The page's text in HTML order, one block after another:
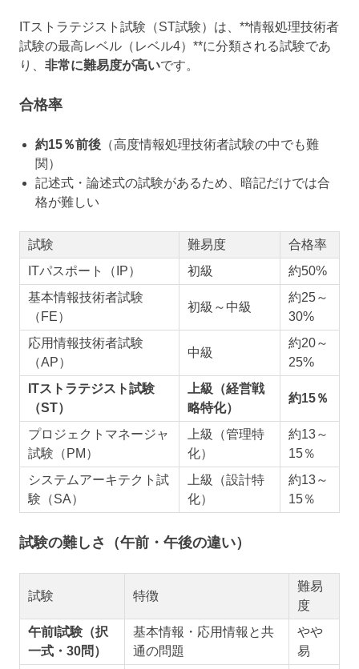
ITストラテジスト試験（ST試験）は、**情報処理技術者
試験の最高レベル（レベル4）**に分類される試験であ
り、 非常に難易度が高いです。
合格率
約15％前後 （高度情報処理技術者試験の中でも難
関）
記述式・論述式の試験があるため、暗記だけでは合
格が難しい
試験 難易度
合格率
ITパスポート（IP）
初級
約50%
基本情報技術者試験
（FE）
初級～中級
約25～
30%
応用情報技術者試験
（AP）
中級
約20～
25%
ITストラテジスト試験
（ST）
上級（経営戦
略特化）
約15％
プロジェクトマネージャ
試験（PM）
上級（管理特
化）
約13～
15％
システムアーキテクト試
験（SA）
上級（設計特
化）
約13～
15％
試験の難しさ（午前・午後の違い）
試験 特徴
難易
度
午前I試験（択
一式・30問）
基本情報・応用情報と共
通の問題
やや
易